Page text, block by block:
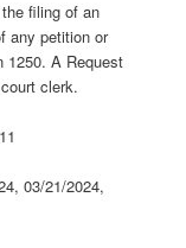
filing of an
any petition or
1250. A Request
clerk.
03/21/2024,